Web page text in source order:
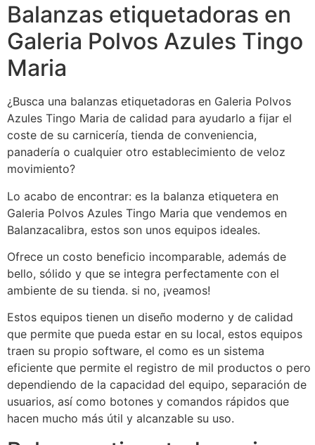
Balanzas etiquetadoras en
Galeria Polvos Azules Tingo
Maria
¿Busca una balanzas etiquetadoras en Galeria Polvos
Azules Tingo Maria de calidad para ayudarlo a fijar el
coste de su carnicería, tienda de conveniencia,
panadería o cualquier otro establecimiento de veloz
movimiento?
Lo acabo de encontrar: es la balanza etiquetera en
Galeria Polvos Azules Tingo Maria que vendemos en
Balanzacalibra, estos son unos equipos ideales.
Ofrece un costo beneficio incomparable, además de
bello, sólido y que se integra perfectamente con el
ambiente de su tienda. si no, ¡veamos!
Estos equipos tienen un diseño moderno y de calidad
que permite que pueda estar en su local, estos equipos
traen su propio software, el como es un sistema
eficiente que permite el registro de mil productos o pero
dependiendo de la capacidad del equipo, separación de
usuarios, así como botones y comandos rápidos que
hacen mucho más útil y alcanzable su uso.